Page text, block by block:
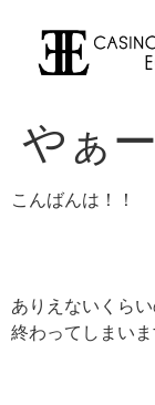
やぁ
こんばんは！！
ありえないくら
終わってしまいま